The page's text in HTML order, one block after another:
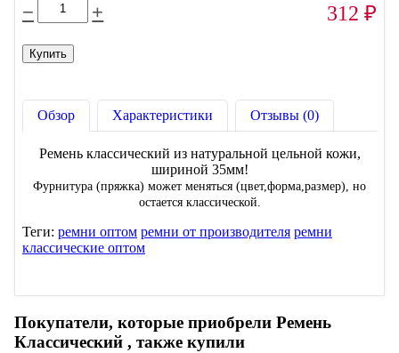
− + 312 ₽
Обзор Характеристики Отзывы (0)
Ремень классический из натуральной цельной кожи,
шириной 35мм!
Фурнитура (пряжка) может меняться (цвет,форма,размер), но
остается классической.
Теги: ремни оптом ремни от производителя ремни
классические оптом
Покупатели, которые приобрели Ремень
Классический , также купили